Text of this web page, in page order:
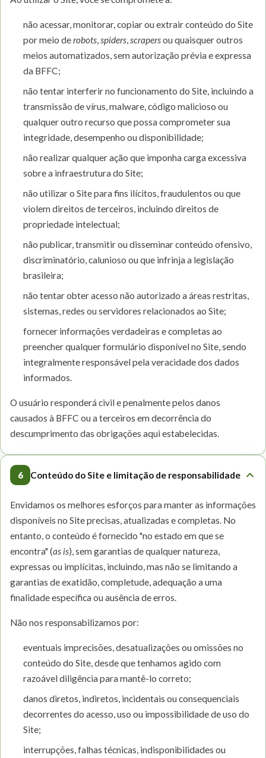
não acessar, monitorar, copiar ou extrair conteúdo do Site
por meio derobots,spiders,scrapersou quaisquer outros
meios automatizados, sem autorização prévia e expressa
da BFFC;
não tentar interferir no funcionamento do Site, incluindo a
transmissão de vírus, malware, código malicioso ou
qualquer outro recurso que possa comprometer sua
integridade, desempenho ou disponibilidade;
não realizar qualquer ação que imponha carga excessiva
sobre a infraestrutura do Site;
não utilizar o Site para fins ilícitos, fraudulentos ou que
violem direitos de terceiros, incluindo direitos de
propriedade intelectual;
não publicar, transmitir ou disseminar conteúdo ofensivo,
discriminatório, calunioso ou que infrinja a legislação
brasileira;
não tentar obter acesso não autorizado a áreas restritas,
sistemas, redes ou servidores relacionados ao Site;
fornecer informações verdadeiras e completas ao
preencher qualquer formulário disponível no Site, sendo
integralmente responsável pela veracidade dos dados
informados.
O usuário responderá civil e penalmente pelos danos
causados à BFFC ou a terceiros em decorrência do
descumprimento das obrigações aqui estabelecidas.
6 Conteúdo do Site e limitação de responsabilidade
Envidamos os melhores esforços para manter as informações
disponíveis no Site precisas, atualizadas e completas. No
entanto, o conteúdo é fornecido "no estado em que se
encontra" (as is), sem garantias de qualquer natureza,
expressas ou implícitas, incluindo, mas não se limitando a
garantias de exatidão, completude, adequação a uma
finalidade específica ou ausência de erros.
Não nos responsabilizamos por:
eventuais imprecisões, desatualizações ou omissões no
conteúdo do Site, desde que tenhamos agido com
razoável diligência para mantê-lo correto;
danos diretos, indiretos, incidentais ou consequenciais
decorrentes do acesso, uso ou impossibilidade de uso do
Site;
interrupções, falhas técnicas, indisponibilidades ou